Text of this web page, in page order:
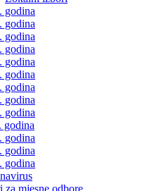
godina
godina
godina
godina
godina
godina
godina
godina
godina
godina
godina
godina
godina
za mjesne odbore